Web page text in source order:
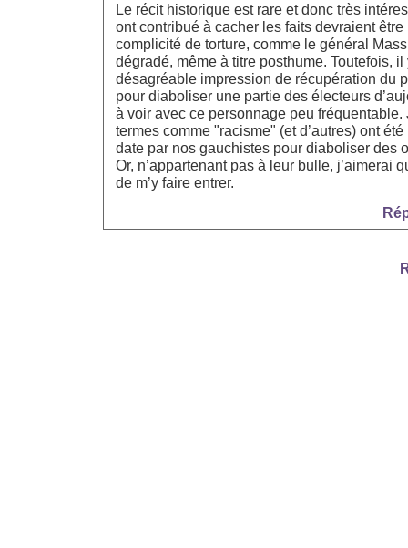
Le récit historique est rare et donc très
ont contribué à cacher les faits devraient
complicité de torture, comme le général
dégradé, même à titre posthume. Toutefois,
désagréable impression de récupération du
pour diaboliser une partie des électeurs
à voir avec ce personnage peu
termes comme "racisme" (et d’autres) ont
date par nos gauchistes pour diaboliser des
Or, n’appartenant pas à leur bulle, j’aimerai
de m’y faire entrer.